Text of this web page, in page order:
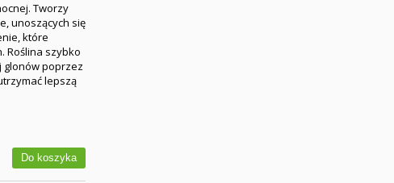
Tworzy
unoszących się
które
Roślina szybko
glonów poprzez
lepszą
Do koszyka